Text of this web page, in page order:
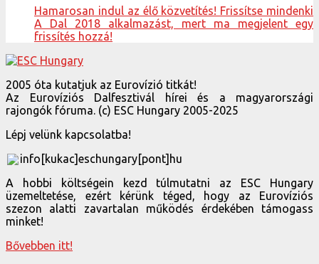
Hamarosan indul az élő közvetítés! Frissítse mindenki
A Dal 2018 alkalmazást, mert ma megjelent egy
frissítés hozzá!
2005 óta kutatjuk az Eurovízió titkát!
Az Eurovíziós Dalfesztivál hírei és a magyarországi
rajongók fóruma. (c) ESC Hungary 2005-2025
Lépj velünk kapcsolatba!
info[kukac]eschungary[pont]hu
A hobbi költségein kezd túlmutatni az ESC Hungary
üzemeltetése, ezért kérünk téged, hogy az Eurovíziós
szezon alatti zavartalan működés érdekében támogass
minket!
Bővebben itt!